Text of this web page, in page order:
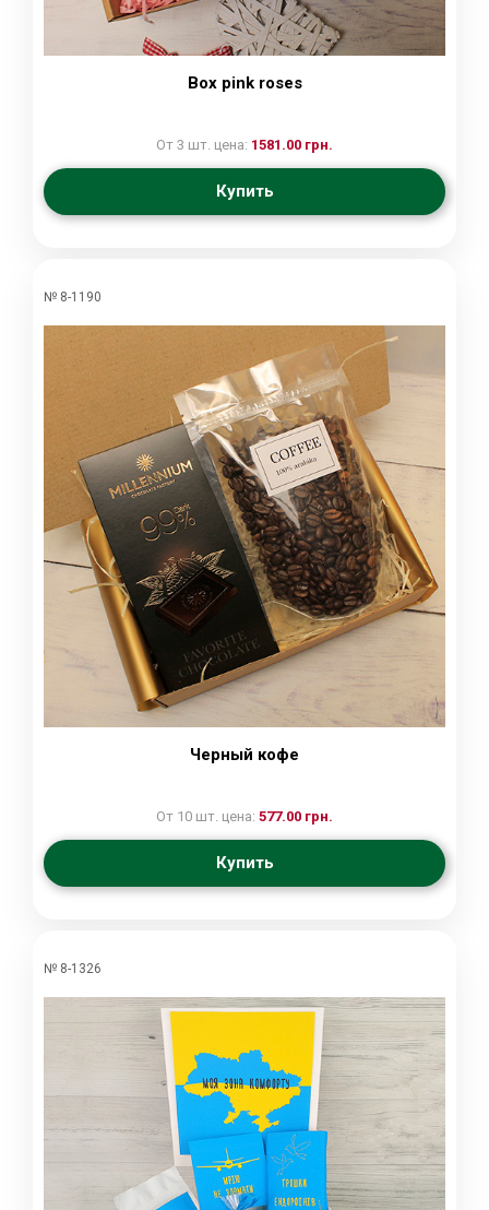
Вox pink roses
От 3 шт. цена: 1581.00 грн.
Купить
№ 8-1190
Черный кофе
От 10 шт. цена: 577.00 грн.
Купить
№ 8-1326